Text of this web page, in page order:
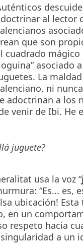
al lector
que son
cuadrado
asociado
La
ni
adoctrinan a los
venir de Ibi. He
juguete?
usa la voz “
“Es... es,
ubicación!
en un
respeto hacia
a un